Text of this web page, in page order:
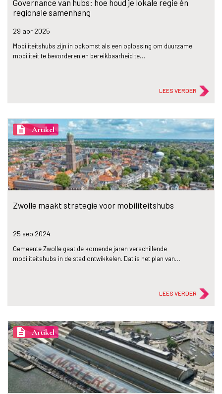
Governance van hubs: hoe houd je lokale regie én
regionale samenhang
29 apr 2025
Mobiliteitshubs zijn in opkomst als een oplossing om duurzame
mobiliteit te bevorderen en bereikbaarheid te…
LEES VERDER
description Artikel
Zwolle maakt strategie voor mobiliteitshubs
25 sep 2024
Gemeente Zwolle gaat de komende jaren verschillende
mobiliteitshubs in de stad ontwikkelen. Dat is het plan van…
LEES VERDER
description Artikel